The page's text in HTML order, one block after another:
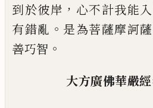
到於彼岸 ， 心不計我能
有錯亂 。 是為菩薩摩訶
善巧智 。
大方廣佛華嚴經